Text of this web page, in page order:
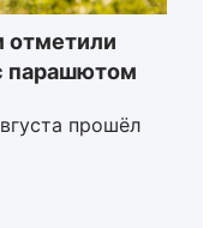
отметили
парашютом
прошёл